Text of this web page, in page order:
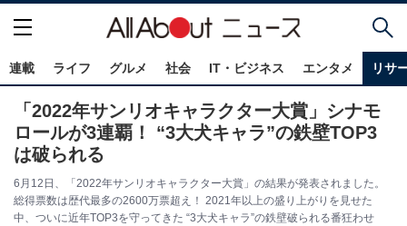
連載 ライフ グルメ 社会 IT・ビジネス エンタメ リサ
「2022年サンリオキャラクター大賞」シナモ
ロールが3連覇！ “3大犬キャラ”の鉄壁TOP3
は破られる
6月12日、「2022年サンリオキャラクター大賞」の結果が発表されました。
総得票数は歴代最多の2600万票超え！ 2021年以上の盛り上がりを見せた
中、ついに近年TOP3を守ってきた “3大犬キャラ”の鉄壁破られる番狂わせ